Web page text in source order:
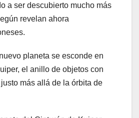
a ser descubierto mucho más
revelan ahora
planeta se esconde en
el anillo de objetos con
más allá de la órbita de